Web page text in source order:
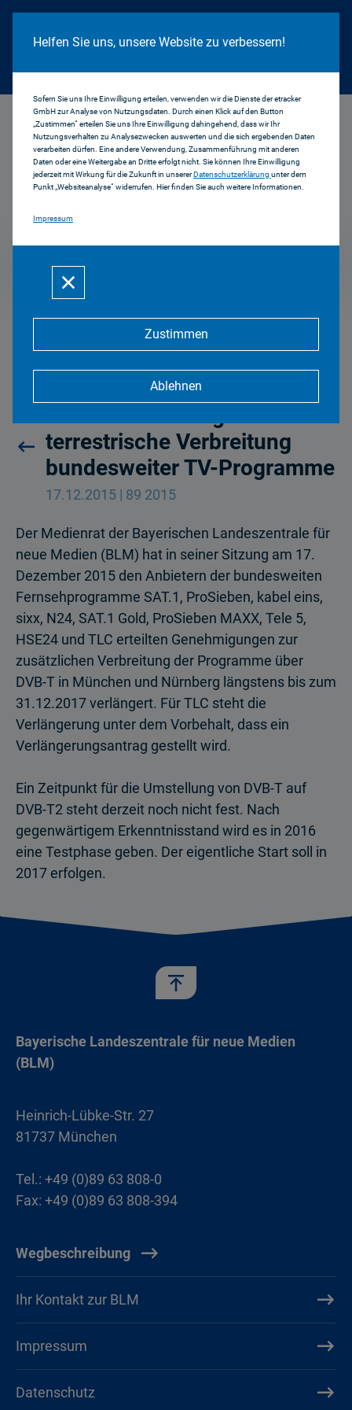
Cookie Hinweis
Helfen Sie uns, unsere Website zu verbessern!
Sofern Sie uns Ihre Einwilligung erteilen, verwenden wir die Dienste der etracker
GmbH zur Analyse von Nutzungsdaten. Durch einen Klick auf den Button
„Zustimmen“ erteilen Sie uns Ihre Einwilligung dahingehend, dass wir Ihr
Nutzungsverhalten zu Analysezwecken auswerten und die sich ergebenden Daten
verarbeiten dürfen. Eine andere Verwendung, Zusammenführung mit anderen
Daten oder eine Weitergabe an Dritte erfolgt nicht. Sie können Ihre Einwilligung
jederzeit mit Wirkung für die Zukunft in unsererDatenschutzerklärung unter dem
Punkt „Websiteanalyse“ widerrufen. Hier finden Sie auch weitere Informationen.
Impressum
Zustimmen
Ablehnen
2015
Pressemitteilungen
terrestrische Verbreitung
bundesweiter TV-Programme
17.12.2015 | 89 2015
Der Medienrat der Bayerischen Landeszentrale für
neue Medien (BLM) hat in seiner Sitzung am 17.
Dezember 2015 den Anbietern der bundes­weiten
Fernsehprogramme SAT.1, ProSieben, kabel eins,
sixx, N24, SAT.1 Gold, ProSieben MAXX, Tele 5,
HSE24 und TLC erteilten Geneh­migungen zur
zusätzlichen Verbreitung der Programme über
DVB-T in München und Nürnberg längstens bis zum
31.12.2017 verlängert. Für TLC steht die
Verlängerung unter dem Vorbehalt, dass ein
Verlänge­rungsantrag gestellt wird.
Ein Zeitpunkt für die Umstellung von DVB-T auf
DVB-T2 steht derzeit noch nicht fest. Nach
gegenwärtigem Erkenntnisstand wird es in 2016
eine Testphase geben. Der eigentliche Start soll in
2017 erfolgen.
Bayerische Landeszentrale für neue Medien
(BLM)
Heinrich-Lübke-Str. 27
81737 München
Tel.: +49 (0)89 63 808-0
Fax: +49 (0)89 63 808-394
Wegbeschreibung
Ihr Kontakt zur BLM
Impressum
Datenschutz